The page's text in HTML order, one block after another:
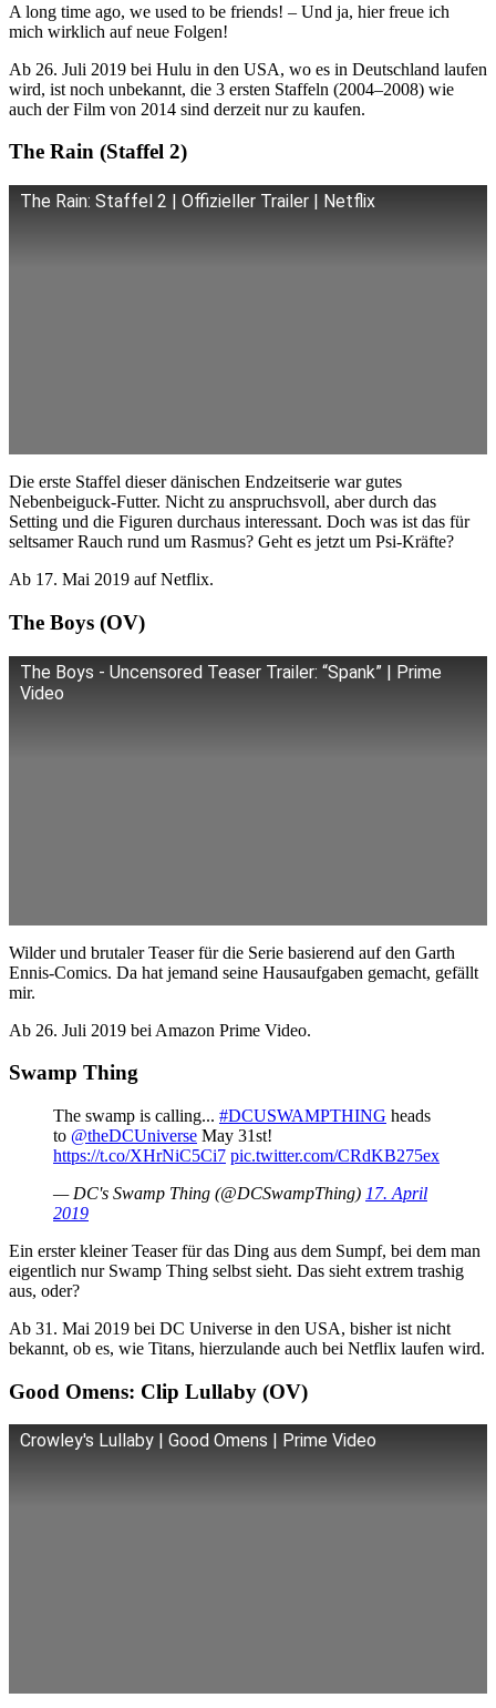
A long time ago, we used to be friends! – Und ja, hier freue ich
mich wirklich auf neue Folgen!
Ab 26. Juli 2019 bei Hulu in den USA, wo es in Deutschland laufen
wird, ist noch unbekannt, die 3 ersten Staffeln (2004–2008) wie
auch der Film von 2014 sind derzeit nur zu kaufen.
The Rain (Staffel 2)
The Rain: Staffel 2 | Offizieller Trailer | Netflix
Die erste Staffel dieser dänischen Endzeitserie war gutes
Nebenbeiguck-Futter. Nicht zu anspruchsvoll, aber durch das
Setting und die Figuren durchaus interessant. Doch was ist das für
seltsamer Rauch rund um Rasmus? Geht es jetzt um Psi-Kräfte?
Ab 17. Mai 2019 auf Netflix.
The Boys (OV)
The Boys - Uncensored Teaser Trailer: “Spank” | Prime
Video
Wilder und brutaler Teaser für die Serie basierend auf den Garth
Ennis-Comics. Da hat jemand seine Hausaufgaben gemacht, gefällt
mir.
Ab 26. Juli 2019 bei Amazon Prime Video.
Swamp Thing
The swamp is calling... #DCUSWAMPTHING heads
to @theDCUniverse May 31st!
https://t.co/XHrNiC5Ci7 pic.twitter.com/CRdKB275ex
— DC's Swamp Thing (@DCSwampThing) 17. April
2019
Ein erster kleiner Teaser für das Ding aus dem Sumpf, bei dem man
eigentlich nur Swamp Thing selbst sieht. Das sieht extrem trashig
aus, oder?
Ab 31. Mai 2019 bei DC Universe in den USA, bisher ist nicht
bekannt, ob es, wie Titans, hierzulande auch bei Netflix laufen wird.
Good Omens: Clip Lullaby (OV)
Crowley's Lullaby | Good Omens | Prime Video